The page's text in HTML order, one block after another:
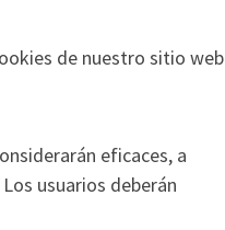
de nuestro sitio web
eficaces, a
usuarios deberán